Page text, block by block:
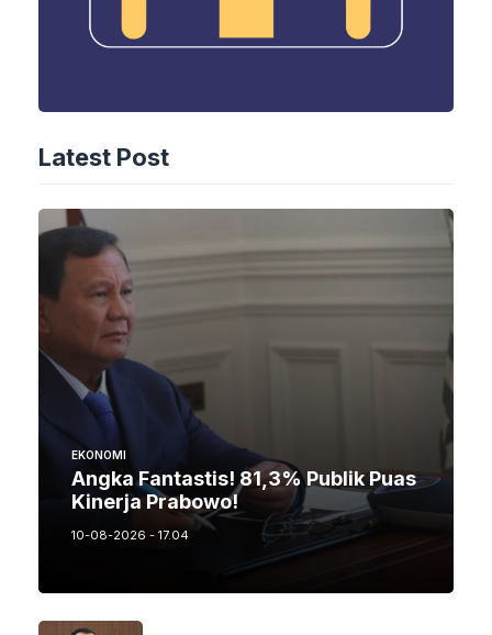
Latest Post
EKONOMI
Angka Fantastis! 81,3% Publik Puas
Kinerja Prabowo!
10-08-2026 - 17.04